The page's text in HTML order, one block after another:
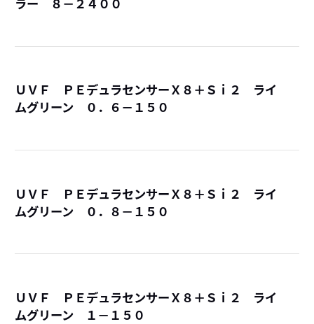
ＵＶＦ ＰＥデュラセンサーＸ８＋Ｓｉ２ ライ
ムグリーン ０．６－１５０
ＵＶＦ ＰＥデュラセンサーＸ８＋Ｓｉ２ ライ
ムグリーン ０．８－１５０
ＵＶＦ ＰＥデュラセンサーＸ８＋Ｓｉ２ ライ
ムグリーン １－１５０